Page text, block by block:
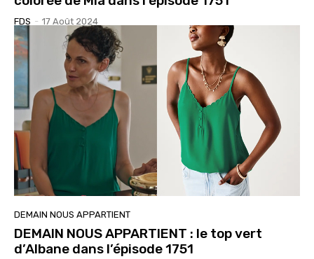
FDS - 17 Août 2024
DEMAIN NOUS APPARTIENT
DEMAIN NOUS APPARTIENT : le top vert
d’Albane dans l’épisode 1751